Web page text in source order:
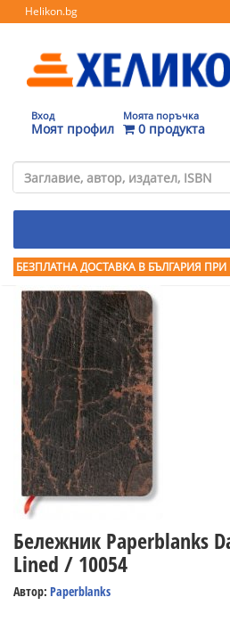
Helikon.bg
Вход
Моят профил
Моята поръчка
0 продукта
БЕЗПЛАТНА ДОСТАВКА В БЪЛГАРИЯ
Бележник Paperblanks
Lined / 10054
Автор: Paperblanks